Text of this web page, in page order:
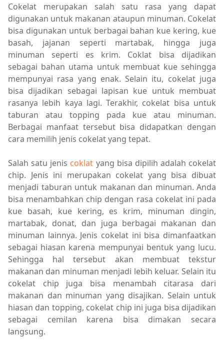
Cokelat merupakan salah satu rasa yang dapat
digunakan untuk makanan ataupun minuman. Cokelat
bisa digunakan untuk berbagai bahan kue kering, kue
basah, jajanan seperti martabak, hingga juga
minuman seperti es krim. Coklat bisa dijadikan
sebagai bahan utama untuk membuat kue sehingga
mempunyai rasa yang enak. Selain itu, cokelat juga
bisa dijadikan sebagai lapisan kue untuk membuat
rasanya lebih kaya lagi. Terakhir, cokelat bisa untuk
taburan atau topping pada kue atau minuman.
Berbagai manfaat tersebut bisa didapatkan dengan
cara memilih jenis cokelat yang tepat.
Salah satu jenis coklat yang bisa dipilih adalah cokelat
chip. Jenis ini merupakan cokelat yang bisa dibuat
menjadi taburan untuk makanan dan minuman. Anda
bisa menambahkan chip dengan rasa cokelat ini pada
kue basah, kue kering, es krim, minuman dingin,
martabak, donat, dan juga berbagai makanan dan
minuman lainnya. Jenis cokelat ini bisa dimanfaatkan
sebagai hiasan karena mempunyai bentuk yang lucu.
Sehingga hal tersebut akan membuat tekstur
makanan dan minuman menjadi lebih keluar. Selain itu
cokelat chip juga bisa menambah citarasa dari
makanan dan minuman yang disajikan. Selain untuk
hiasan dan topping, cokelat chip ini juga bisa dijadikan
sebagai cemilan karena bisa dimakan secara
langsung.